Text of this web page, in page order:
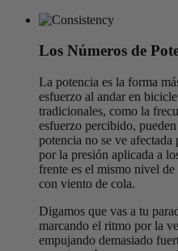
Los Números de
La potencia es la forma
esfuerzo al andar en
tradicionales, como la
esfuerzo percibido,
potencia no se ve
por la presión aplicada a
frente es el mismo nivel
con viento de cola.
Digamos que vas a tu
marcando el ritmo por la
empujando demasiado